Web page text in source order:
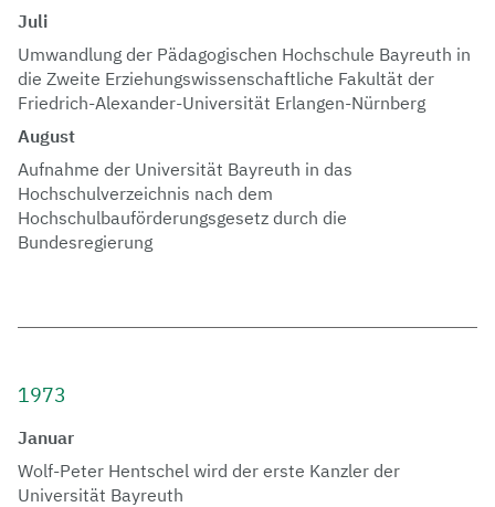
Juli
Umwandlung der Pädagogischen Hochschule Bayreuth in
die Zweite Erziehungswissenschaftliche Fakultät der
Friedrich-Alexander-Universität Erlangen-Nürnberg
August
Aufnahme der Universität Bayreuth in das
Hochschulverzeichnis nach dem
Hochschulbauförderungsgesetz durch die
Bundesregierung
1973
Januar
Wolf-Peter Hentschel wird der erste Kanzler der
Universität Bayreuth